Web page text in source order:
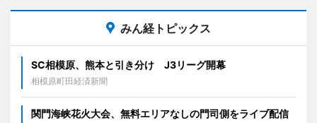
みん経トピックス
SC相模原、熊本と引き分け J3リーグ開幕
相模原町田経済新聞
関門海峡花火大会、無料エリアなしの門司側をライブ配信